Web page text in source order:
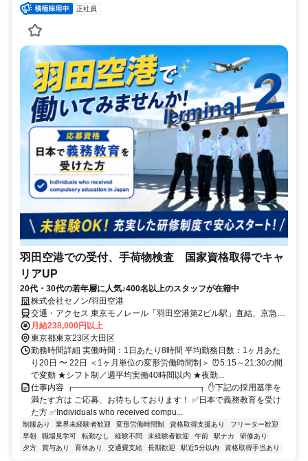
正社員
羽田空港での受付、手荷物検査 国家資格取得でキャ
リアUP
20代・30代の若年層に人気♪400名以上のスタッフが在籍中
株式会社セノン/羽田空港
交通・アクセス 東京モノレール「羽田空港第2ビル駅」直結、京急
「羽田空港駅」から徒歩2分。
月給238,000円以上
東京都東京23区大田区
勤務時間詳細 実働時間：1日あたり8時間 平均勤務日数：1ヶ月あた
り20日 〜 22日 ＜1ヶ月単位の変形労働時間制＞ ⏰5:15～21:30の間
で変動 ★シフト制／週平均実働40時間以内 ★夜勤...
仕事内容 ┏━━━━━━━━━━━━━━━┓ ✋下記の採用基準を
満たす方は ご応募、お待ちしております！ ✅日本で義務教育を受け
た方 ✅Individuals who received compu...
制服あり 業界未経験者歓迎 変形労働時間制 資格取得支援あり
フリーター歓迎
早朝
職場見学可 転勤なし 経験不問 未経験者歓迎 午前 駅ナカ
研修あり
夕方
賞与あり 育休あり 交通費支給 長期歓迎 駅近5分以内 資格取得手当あり